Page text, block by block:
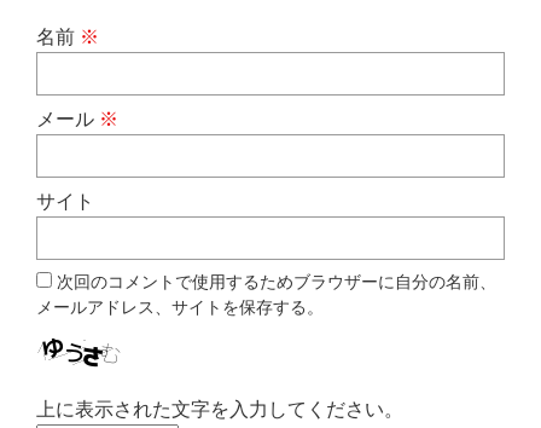
名前 ※
メール ※
サイト
次回のコメントで使用するためブラウザーに自分の名前、
メールアドレス、サイトを保存する。
上に表示された文字を入力してください。